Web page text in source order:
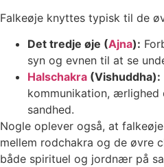
Falkeøje knyttes typisk til de
Det tredje øje (Ajna):
syn og evnen til at se
Halschakra (Vishuddha):
kommunikation,
sandhed.
Nogle oplever også, at
mellem rodchakra og de øvre
både spirituel og jordnær på